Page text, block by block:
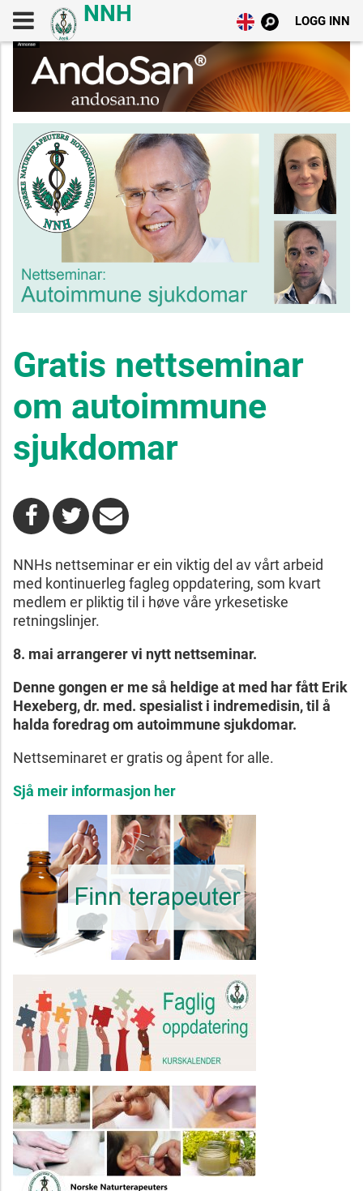
LOGG INN
Gratis nettseminar
om autoimmune
sjukdomar
NNHs nettseminar er ein viktig del av vårt arbeid
med kontinuerleg fagleg oppdatering, som kvart
medlem er pliktig til i høve våre yrkesetiske
retningslinjer.
8. mai arrangerer vi nytt nettseminar.
Denne gongen er me så heldige at med har fått Erik
Hexeberg, dr. med. spesialist i indremedisin, til å
halda foredrag om autoimmune sjukdomar.
Nettseminaret er gratis og åpent for alle.
Sjå meir informasjon her